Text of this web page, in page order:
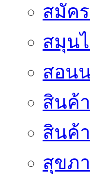
สมัค
สมุน
สอน
สินค้า
สินค้
สุขภ